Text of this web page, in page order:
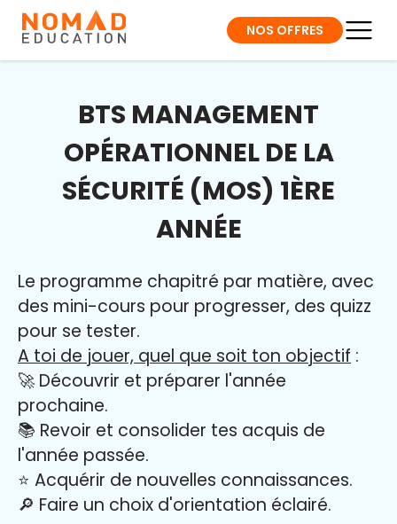
NOS OFFRES
BTS MANAGEMENT
OPÉRATIONNEL DE LA
SÉCURITÉ (MOS) 1ÈRE
ANNÉE
Le programme chapitré par matière, avec
des mini-cours pour progresser, des quizz
pour se tester.
A toi de jouer, quel que soit ton objectif :
🚀 Découvrir et préparer l'année
prochaine.
📚 Revoir et consolider tes acquis de
l'année passée.
⭐️ Acquérir de nouvelles connaissances.
🔎 Faire un choix d'orientation éclairé.